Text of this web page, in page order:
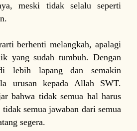
meski tidak selalu seperti
berhenti melangkah, apalagi
yang sudah tumbuh. Dengan
lebih lapang dan semakin
urusan kepada Allah SWT.
bahwa tidak semua hal harus
semua jawaban dari semua
segera.